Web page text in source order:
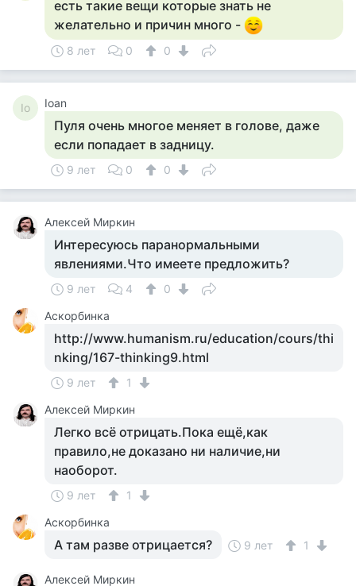
есть такие вещи которые знать не
желательно и причин много -
8 лет 0 0
Io Ioan
Пуля очень многое меняет в голове, даже
если попадает в задницу.
9 лет 0 0
Алексей Миркин
Интересуюсь паранормальными
явлениями.Что имеете предложить?
9 лет 4
0
Аскорбинка
http://www.humanism.ru/education/cours/thi
nking/167-thinking9.html
9 лет
1
Алексей Миркин
Легко всё отрицать.Пока ещё,как
правило,не доказано ни наличие,ни
наоборот.
9 лет
1
Аскорбинка
А там разве отрицается? 9 лет 1
Алексей Миркин